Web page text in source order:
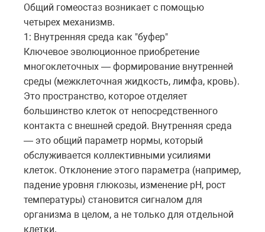
Общий гомеостаз возникает с помощью
четырех механизмв.
1: Внутренняя среда как "буфер"
Ключевое эволюционное приобретение
многоклеточных — формирование внутренней
среды (межклеточная жидкость, лимфа, кровь).
Это пространство, которое отделяет
большинство клеток от непосредственного
контакта с внешней средой. Внутренняя среда
— это общий параметр нормы, который
обслуживается коллективными усилиями
клеток. Отклонение этого параметра (например,
падение уровня глюкозы, изменение pH, рост
температуры) становится сигналом для
организма в целом, а не только для отдельной
клетки.